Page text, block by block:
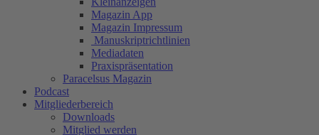
Magazin App
Magazin Impressum
Manuskriptrichtlinien
Mediadaten
Praxispräsentation
Paracelsus Magazin
Podcast
Mitgliederbereich
Downloads
Mitglied werden